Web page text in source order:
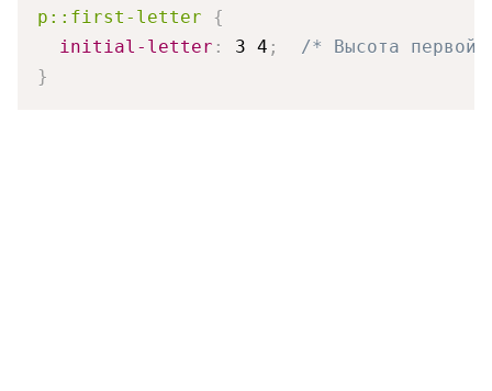
p::first-letter
{
initial-letter : 3 4 ;
/* Высота первой
}